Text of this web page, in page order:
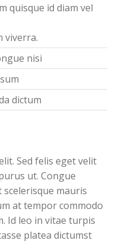
quisque id diam vel
viverra.
nisi
dictum
Sed felis eget velit
ut. Congue
mauris
at tempor commodo
Id leo in vitae turpis
platea dictumst